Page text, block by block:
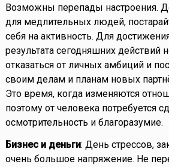
Возможны перепады настроения.
для медлительных людей,
себя на активность. Для
результата сегодняшних действий
отказаться от личных амбиций и
своим делам и планам новых
Это время, когда изменяются
поэтому от человека потребуется
осмотрительность и благоразумие.
Бизнес и деньги: День стрессов,
очень большое напряжение. Не